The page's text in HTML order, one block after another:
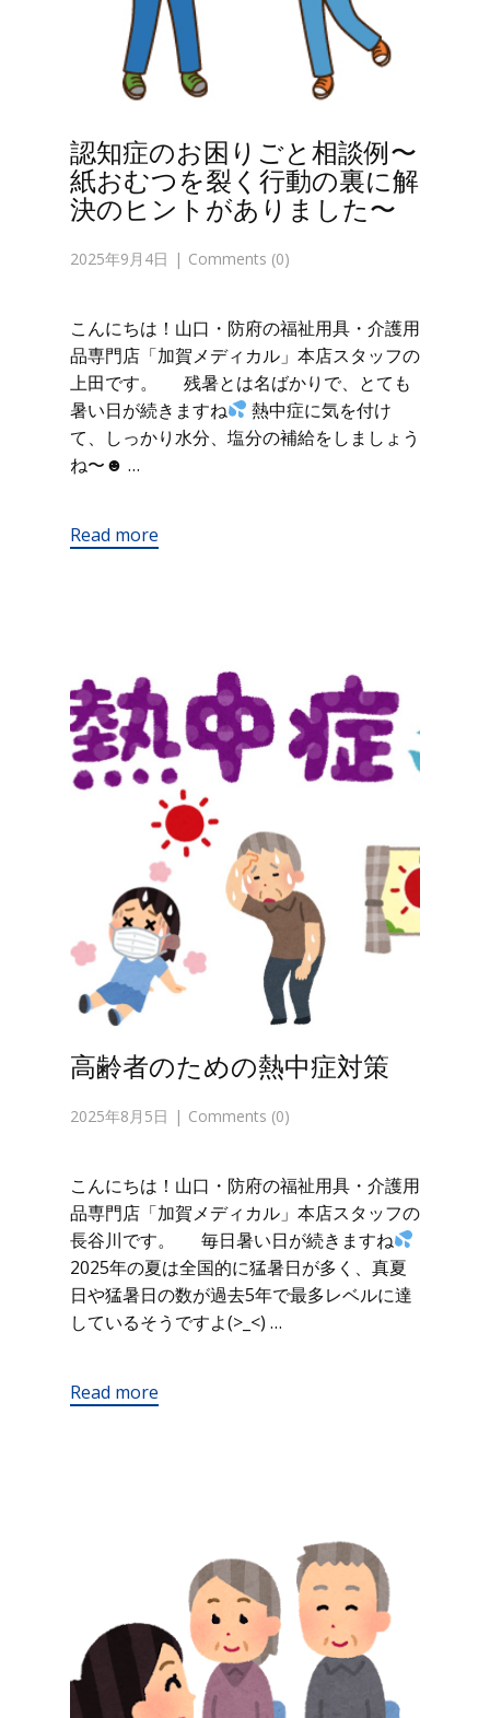
認知症のお困りごと相談例〜
紙おむつを裂く行動の裏に解
決のヒントがありました〜
2025年9月4日 Comments (0)
こんにちは！山口・防府の福祉用具・介護用
品専門店「加賀メディカル」本店スタッフの
上田です。 残暑とは名ばかりで、とても
暑い日が続きますね
熱中症に気を付け
て、しっかり水分、塩分の補給をしましょう
ね〜☻ …
Read more
高齢者のための熱中症対策
2025年8月5日 Comments (0)
こんにちは！山口・防府の福祉用具・介護用
品専門店「加賀メディカル」本店スタッフの
長谷川です。 毎日暑い日が続きますね
2025年の夏は全国的に猛暑日が多く、真夏
日や猛暑日の数が過去5年で最多レベルに達
しているそうですよ(>_<) …
Read more